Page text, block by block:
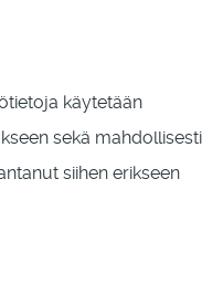
käytetään
sekä mahdollisesti
siihen erikseen